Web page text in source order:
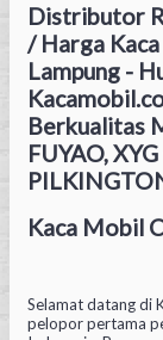
Distributor
/ Harga
Lampung -
Berkualitas
FUYAO,
Kaca Mobil
Selamat datang di
pelopor pertama